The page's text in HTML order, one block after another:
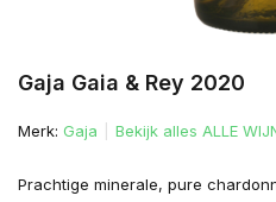
Gaja Gaia & Rey 2020
Merk: Gaja Bekijk alles ALLE
Prachtige minerale, pure